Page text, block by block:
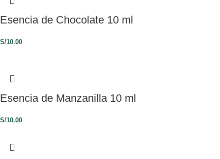
Esencia de Chocolate 10 ml
S/10.00
Esencia de Manzanilla 10 ml
S/10.00